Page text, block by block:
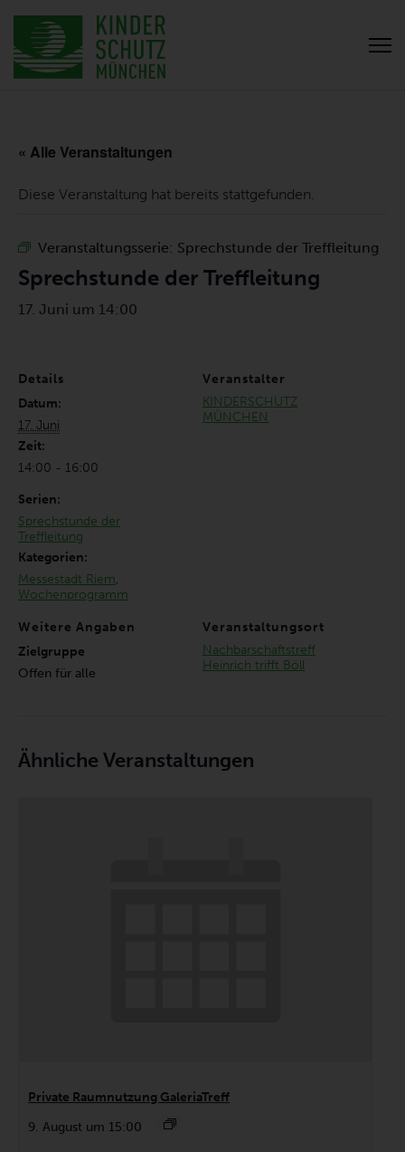
« Alle Veranstaltungen
Diese Veranstaltung hat bereits stattgefunden.
Veranstaltungsserie: Sprechstunde der Treffleitung
Sprechstunde der Treffleitung
17. Juni um 14:00
Details
Datum:
17. Juni
Zeit:
14:00 - 16:00
Serien:
Sprechstunde der
Treffleitung
Kategorien:
Messestadt Riem,
Wochenprogramm
Veranstaltungsort
Nachbarschaftstreff
Heinrich trifft Böll
Veranstalter
KINDERSCHUTZ
MÜNCHEN
Weitere Angaben
Zielgruppe
Offen für alle
Ähnliche Veranstaltungen
Private Raumnutzung GaleriaTreff
9. August um 15:00